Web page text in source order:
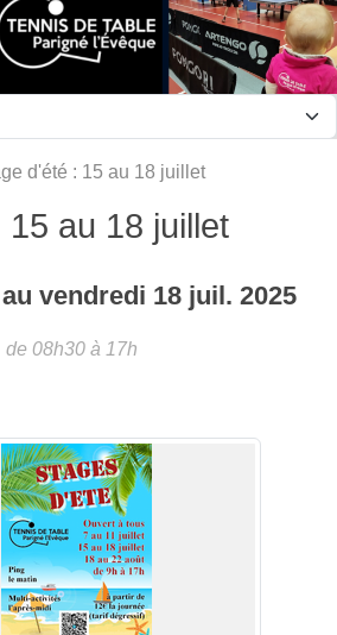
d'été : 15 au 18 juillet
au 18 juillet
vendredi 18 juil. 2025
de 08h30 à 17h
cookies